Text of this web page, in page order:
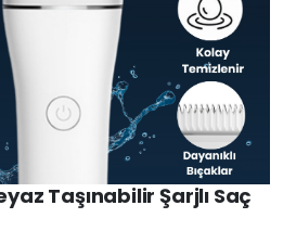
Taşınabilir Şarjlı Saç